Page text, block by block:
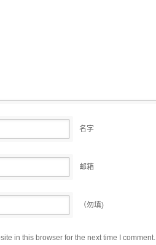
名字
邮箱
（勿填)
in this browser for the next time I comment.